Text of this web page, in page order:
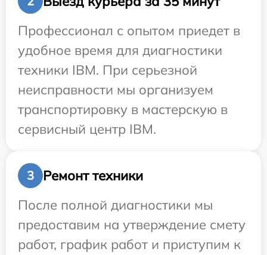
Профессионал с опытом приедет в
удобное время для диагностики
техники IBM. При серьезной
неисправности мы организуем
транспортировку в мастерскую в
сервисный центр IBM.
3
Ремонт техники
После полной диагностики мы
предоставим на утверждение смету
работ, график работ и приступим к